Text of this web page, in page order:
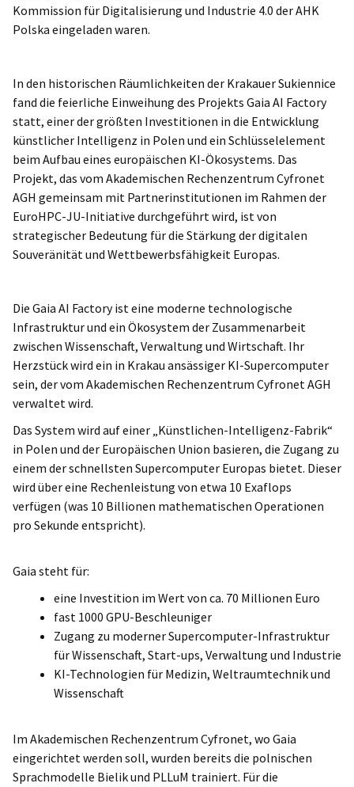
Kommission für Digitalisierung und Industrie 4.0 der AHK
Polska eingeladen waren.
In den historischen Räumlichkeiten der Krakauer Sukiennice
fand die feierliche Einweihung des Projekts Gaia AI Factory
statt, einer der größten Investitionen in die Entwicklung
künstlicher Intelligenz in Polen und ein Schlüsselelement
beim Aufbau eines europäischen KI-Ökosystems. Das
Projekt, das vom Akademischen Rechenzentrum Cyfronet
AGH gemeinsam mit Partnerinstitutionen im Rahmen der
EuroHPC-JU-Initiative durchgeführt wird, ist von
strategischer Bedeutung für die Stärkung der digitalen
Souveränität und Wettbewerbsfähigkeit Europas.
Die Gaia AI Factory ist eine moderne technologische
Infrastruktur und ein Ökosystem der Zusammenarbeit
zwischen Wissenschaft, Verwaltung und Wirtschaft. Ihr
Herzstück wird ein in Krakau ansässiger KI-Supercomputer
sein, der vom Akademischen Rechenzentrum Cyfronet AGH
verwaltet wird.
Das System wird auf einer „Künstlichen-Intelligenz-Fabrik“
in Polen und der Europäischen Union basieren, die Zugang zu
einem der schnellsten Supercomputer Europas bietet. Dieser
wird über eine Rechenleistung von etwa 10 Exaflops
verfügen (was 10 Billionen mathematischen Operationen
pro Sekunde entspricht).
Gaia steht für:
eine Investition im Wert von ca. 70 Millionen Euro
fast 1000 GPU-Beschleuniger
Zugang zu moderner Supercomputer-Infrastruktur
für Wissenschaft, Start-ups, Verwaltung und Industrie
KI-Technologien für Medizin, Weltraumtechnik und
Wissenschaft
Im Akademischen Rechenzentrum Cyfronet, wo Gaia
eingerichtet werden soll, wurden bereits die polnischen
Sprachmodelle Bielik und PLLuM trainiert. Für die